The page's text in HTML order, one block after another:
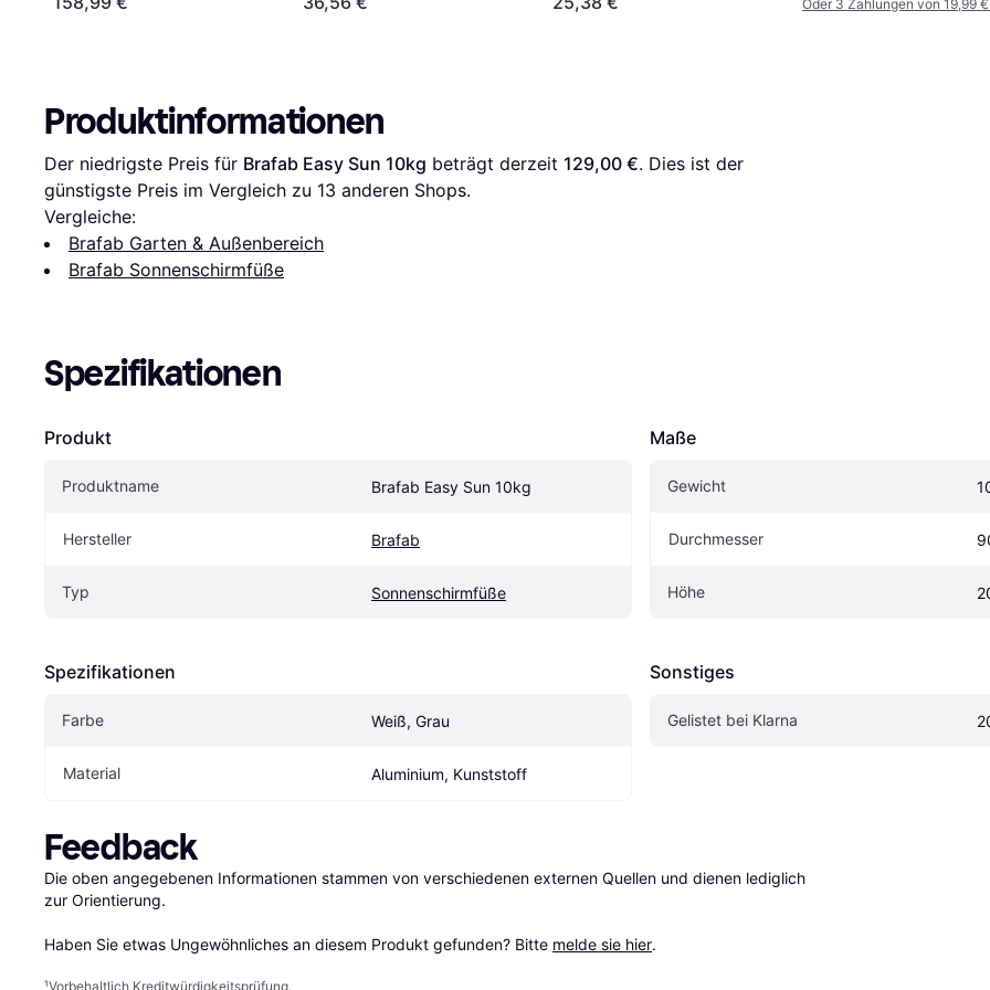
Oder 3 Zahlungen von 19,99 €
Produktinformationen
Der niedrigste Preis für Brafab Easy Sun 10kg beträgt derzeit 129,00 €. Dies ist der
günstigste Preis im Vergleich zu 13 anderen Shops.
Vergleiche:
Brafab Garten & Außenbereich
Brafab Sonnenschirmfüße
Spezifikationen
Produkt
Produktname Brafab Easy Sun 10kg
Hersteller Brafab
Typ Sonnenschirmfüße
Spezifikationen
Farbe Weiß, Grau
Material Aluminium, Kunststoff
Maße
Gewicht
Durchmesser
Höhe
Sonstiges
Gelistet bei Klarna
Feedback
Die oben angegebenen Informationen stammen von verschiedenen externen Quellen und dienen lediglich
zur Orientierung.
Haben Sie etwas Ungewöhnliches an diesem Produkt gefunden? Bitte melde sie hier.
¹Vorbehaltlich Kreditwürdigkeitsprüfung.